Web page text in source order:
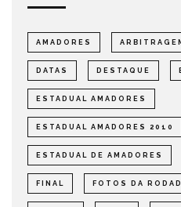
AMADORES
DATAS DESTAQUE
ESTADUAL AMADORES
ESTADUAL AMADORES 2010
ESTADUAL DE AMADORES
FINAL FOTOS DA